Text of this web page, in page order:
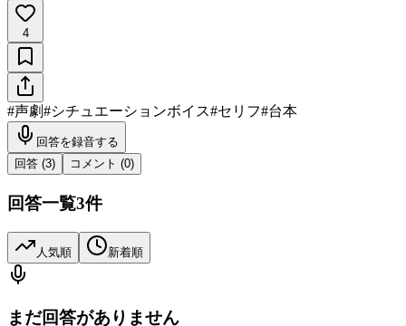
4
#声劇#シチュエーションボイス#セリフ#台本
回答を録音する
回答 (3) コメント (0)
回答一覧3件
人気順 新着順
まだ回答がありません